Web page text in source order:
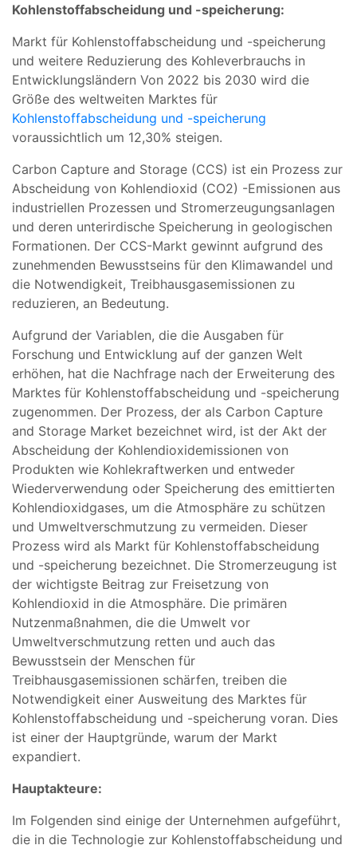
Kohlenstoffabscheidung und -speicherung:
Markt für Kohlenstoffabscheidung und -speicherung
und weitere Reduzierung des Kohleverbrauchs in
Entwicklungsländern Von 2022 bis 2030 wird die
Größe des weltweiten Marktes für
Kohlenstoffabscheidung und -speicherung
voraussichtlich um 12,30% steigen.
Carbon Capture and Storage (CCS) ist ein Prozess zur
Abscheidung von Kohlendioxid (CO2) -Emissionen aus
industriellen Prozessen und Stromerzeugungsanlagen
und deren unterirdische Speicherung in geologischen
Formationen. Der CCS-Markt gewinnt aufgrund des
zunehmenden Bewusstseins für den Klimawandel und
die Notwendigkeit, Treibhausgasemissionen zu
reduzieren, an Bedeutung.
Aufgrund der Variablen, die die Ausgaben für
Forschung und Entwicklung auf der ganzen Welt
erhöhen, hat die Nachfrage nach der Erweiterung des
Marktes für Kohlenstoffabscheidung und -speicherung
zugenommen. Der Prozess, der als Carbon Capture
and Storage Market bezeichnet wird, ist der Akt der
Abscheidung der Kohlendioxidemissionen von
Produkten wie Kohlekraftwerken und entweder
Wiederverwendung oder Speicherung des emittierten
Kohlendioxidgases, um die Atmosphäre zu schützen
und Umweltverschmutzung zu vermeiden. Dieser
Prozess wird als Markt für Kohlenstoffabscheidung
und -speicherung bezeichnet. Die Stromerzeugung ist
der wichtigste Beitrag zur Freisetzung von
Kohlendioxid in die Atmosphäre. Die primären
Nutzenmaßnahmen, die die Umwelt vor
Umweltverschmutzung retten und auch das
Bewusstsein der Menschen für
Treibhausgasemissionen schärfen, treiben die
Notwendigkeit einer Ausweitung des Marktes für
Kohlenstoffabscheidung und -speicherung voran. Dies
ist einer der Hauptgründe, warum der Markt
expandiert.
Hauptakteure:
Im Folgenden sind einige der Unternehmen aufgeführt,
die in die Technologie zur Kohlenstoffabscheidung und